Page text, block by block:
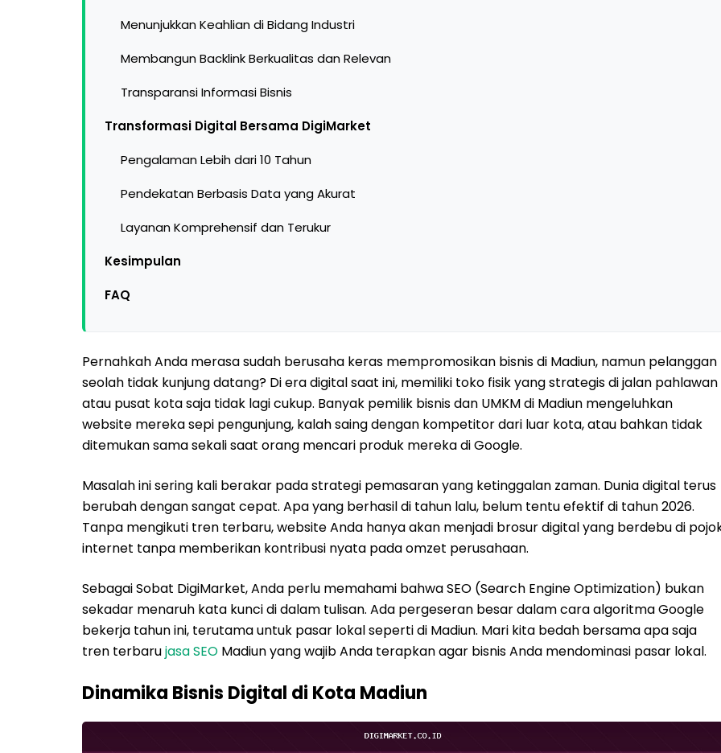
Menunjukkan Keahlian di Bidang Industri
Membangun Backlink Berkualitas dan Relevan
Transparansi Informasi Bisnis
Transformasi Digital Bersama DigiMarket
Pengalaman Lebih dari 10 Tahun
Pendekatan Berbasis Data yang Akurat
Layanan Komprehensif dan Terukur
Kesimpulan
FAQ
Pernahkah Anda merasa sudah berusaha keras mempromosikan bisnis di Madiun, namun pelanggan
seolah tidak kunjung datang? Di era digital saat ini, memiliki toko fisik yang strategis di jalan pahlawan
atau pusat kota saja tidak lagi cukup. Banyak pemilik bisnis dan UMKM di Madiun mengeluhkan
website mereka sepi pengunjung, kalah saing dengan kompetitor dari luar kota, atau bahkan tidak
ditemukan sama sekali saat orang mencari produk mereka di Google.
Masalah ini sering kali berakar pada strategi pemasaran yang ketinggalan zaman. Dunia digital terus
berubah dengan sangat cepat. Apa yang berhasil di tahun lalu, belum tentu efektif di tahun 2026.
Tanpa mengikuti tren terbaru, website Anda hanya akan menjadi brosur digital yang berdebu di
internet tanpa memberikan kontribusi nyata pada omzet perusahaan.
Sebagai Sobat DigiMarket, Anda perlu memahami bahwa SEO (Search Engine Optimization) bukan
sekadar menaruh kata kunci di dalam tulisan. Ada pergeseran besar dalam cara algoritma Google
bekerja tahun ini, terutama untuk pasar lokal seperti di Madiun. Mari kita bedah bersama apa saja
tren terbarujasa SEO Madiun yang wajib Anda terapkan agar bisnis Anda mendominasi pasar lokal.
Dinamika Bisnis Digital di Kota Madiun